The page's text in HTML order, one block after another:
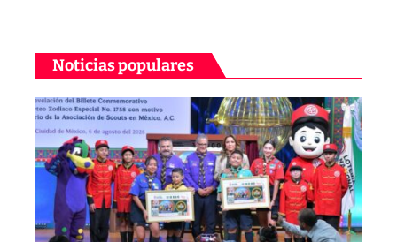
Noticias populares